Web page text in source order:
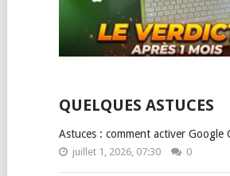
QUELQUES ASTUCES
Astuces : comment activer Google
juillet 1, 2026, 07:30 0